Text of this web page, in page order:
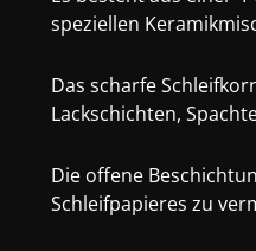
speziellen
Das scharfe
Lackschichten,
Die offene
Schleifpapieres zu